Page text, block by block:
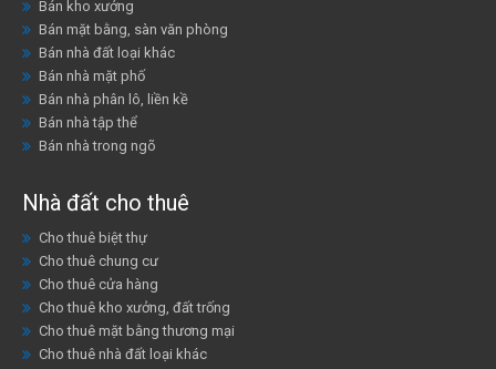
Bán kho xưởng
Bán mặt bằng, sàn văn phòng
Bán nhà đất loại khác
Bán nhà mặt phố
Bán nhà phân lô, liền kề
Bán nhà tập thể
Bán nhà trong ngõ
Nhà đất cho thuê
Cho thuê biệt thự
Cho thuê chung cư
Cho thuê cửa hàng
Cho thuê kho xưởng, đất trống
Cho thuê mặt bằng thương mại
Cho thuê nhà đất loại khác